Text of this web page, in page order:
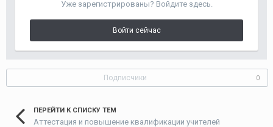
Уже зарегистрированы? Войдите здесь.
Войти сейчас
Подписчики 0
ПЕРЕЙТИ К СПИСКУ ТЕМ
Аттестация и повышение квалификации учителей